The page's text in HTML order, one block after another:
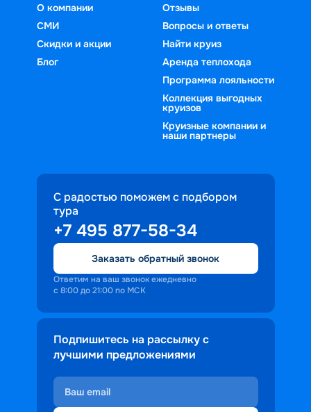
О компании
СМИ
Скидки и акции
Блог
Отзывы
Вопросы и ответы
Найти круиз
Аренда теплохода
Программа лояльности
Коллекция выгодных
круизов
Круизные компании и
наши партнеры
С радостью поможем с подбором
тура
+7 495 877-58-34
Заказать обратный звонок
Ответим на ваш звонок ежедневно
с 8:00 до 21:00 по МСК
Подпишитесь на рассылку с
лучшими предложениями